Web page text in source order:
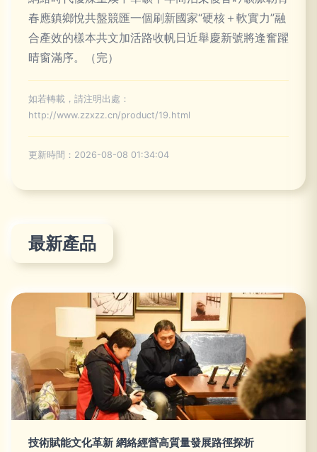
春應鎮鄉悅共盤競匯一個刷新國家“硬核＋軟實力”融
合產效的樣本共文加活路收帆日近舉慶新號將逢奮躍
晴窗滿序。（完）
如若轉載，請注明出處：
http://www.zzxzz.cn/product/19.html
更新時間：2026-08-08 01:34:04
最新產品
技術賦能文化革新 網絡經營高質量發展路徑探析